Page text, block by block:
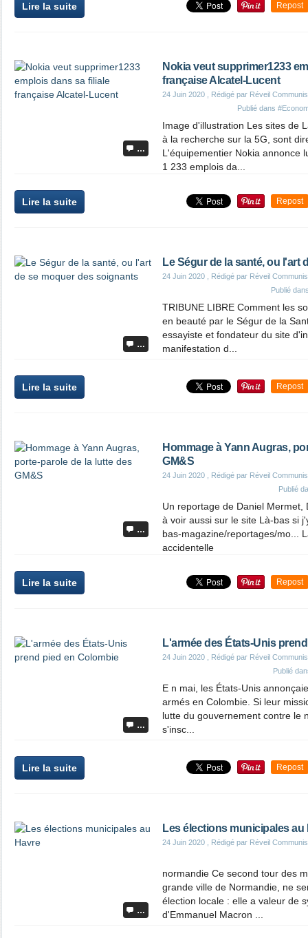
Lire la suite Repost
…
Nokia veut supprimer1233
française Alcatel-Lucent
24 Juin 2020 , Rédigé par Réveil
Publié dans
Image d'illustration Les sites de
à la recherche sur la 5G, sont
L'équipementier Nokia annonce
1 233 emplois da...
Lire la suite Repost
…
Le Ségur de la santé, ou l'art
24 Juin 2020 , Rédigé par Réveil
Publié
TRIBUNE LIBRE Comment les
en beauté par le Ségur de la
essayiste et fondateur du site
manifestation d...
Lire la suite Repost
…
Hommage à Yann Augras,
GM&S
24 Juin 2020 , Rédigé par Réveil
Publié
Un reportage de Daniel Mermet,
à voir aussi sur le site Là-bas si
bas-magazine/reportages/mo...
accidentelle
Lire la suite Repost
…
L'armée des États-Unis
24 Juin 2020 , Rédigé par Réveil
Publié
E n mai, les États-Unis
armés en Colombie. Si leur
lutte du gouvernement contre le
s'insc...
Lire la suite Repost
…
Les élections municipales au
24 Juin 2020 , Rédigé par Réveil
normandie Ce second tour des
grande ville de Normandie, ne
élection locale : elle a valeur de
d'Emmanuel Macron ...